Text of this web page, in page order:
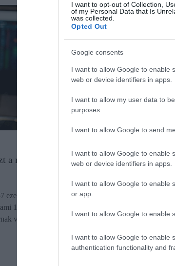
I want to opt-out of Collection,
of my Personal Data that Is
was collected.
Opted Out
Google consents
I want to allow Google to enable
web or device identifiers in apps.
I want to allow my user data to
purposes.
I want to allow Google to send
I want to allow Google to enable
web or device identifiers in apps.
I want to allow Google to enable
or app.
I want to allow Google to enable
I want to allow Google to enable
authentication functionality and
a megoldást az adózás
nőtt a tartós
17%-os növekedést jelent
van tbsz-e. Mire jó a tbsz?
Hogyan
számla